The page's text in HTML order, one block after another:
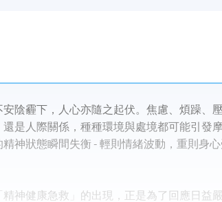
安陰霾下，人心亦隨之起伏。焦慮、煩躁
是人際關係，種種環境與處境都可能引發
神狀態瞬間失衡 - 輕則情緒波動，重則身
神健康急救」的出現，正是為了回應日益